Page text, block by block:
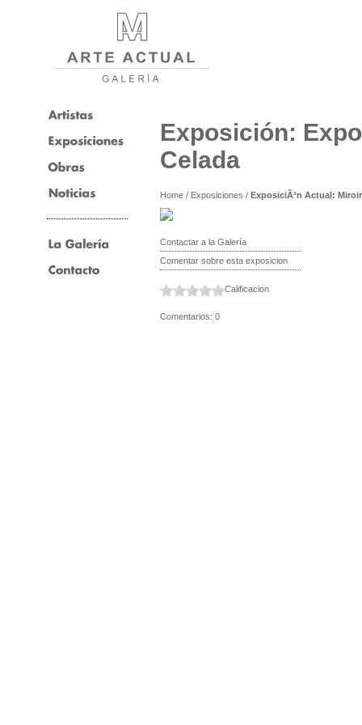
Exposición:
Celada
Home/ Exposiciones / ExposiciÃ³n Actual:
Contactar a la Galería
Comentar sobre esta exposicion
Calificacion
Comentarios: 0